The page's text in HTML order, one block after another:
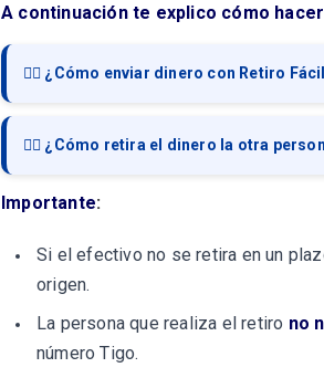
A continuación te explico cómo
👉🏻 ¿Cómo enviar dinero con Retiro
👉🏻 ¿Cómo retira el dinero la otra
Importante:
Si el efectivo no se retira en un
origen.
La persona que realiza el retiro no
número Tigo.